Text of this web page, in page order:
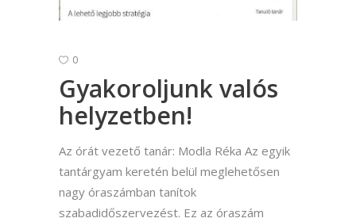
0
Gyakoroljunk valós
helyzetben!
Az órát vezető tanár: Modla Réka Az egyik
tantárgyam keretén belül meglehetősen
nagy óraszámban tanítok
szabadidőszervezést. Ez az óraszám